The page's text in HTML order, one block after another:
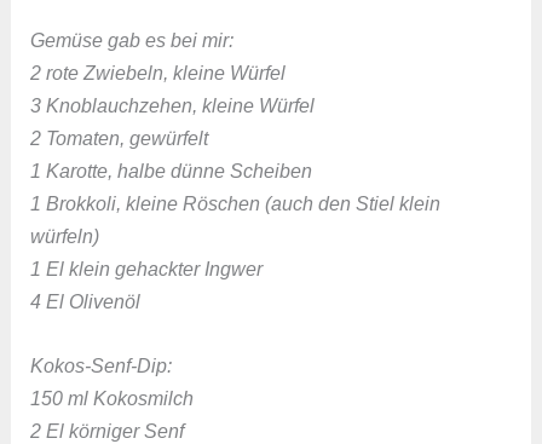
Gemüse gab es bei mir:
2 rote Zwiebeln, kleine Würfel
3 Knoblauchzehen, kleine Würfel
2 Tomaten, gewürfelt
1 Karotte, halbe dünne Scheiben
1 Brokkoli, kleine Röschen (auch den Stiel klein
würfeln)
1 El klein gehackter Ingwer
4 El Olivenöl
Kokos-Senf-Dip:
150 ml Kokosmilch
2 El körniger Senf